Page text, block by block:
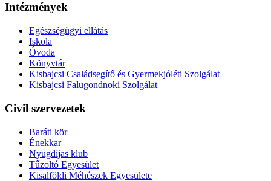
Intézmények
Egészségügyi ellátás
Iskola
Óvoda
Könyvtár
Kisbajcsi Családsegítő és Gyermekjóléti Szolgálat
Kisbajcsi Falugondnoki Szolgálat
Civil szervezetek
Baráti kör
Énekkar
Nyugdíjas klub
Tűzoltó Egyesület
Kisalföldi Méhészek Egyesülete